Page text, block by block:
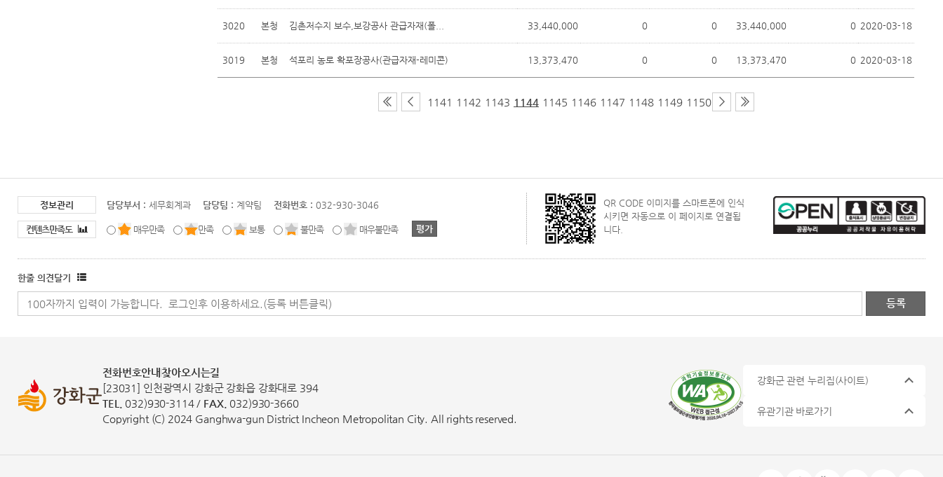
3020 본청 김촌저수지 보수,보강공사 관급자재(폴... 33,440,000 0 0 33,440,000 0 2020-03-18
3019 본청 석포리 농로 확포장공사(관급자재-레미콘) 13,373,470 0 0 13,373,470 0 2020-03-18
1141 1142 1143 1144 1145 1146 1147 1148 1149 1150
정보관리 담당부서 : 세무회계과 담당팀 : 계약팀 전화번호 : 032-930-3046
컨텐츠만족도 매우만족 만족 보통 불만족 매우불만족
QR CODE 이미지를 스마트폰에 인식
시키면 자동으로 이 페이지로 연결됩
니다.
한줄 의견달기
전화번호안내찾아오시는길
[23031] 인천광역시 강화군 강화읍 강화대로 394
TEL.
032)930-3114 / FAX. 032)930-3660
Copyright (C) 2024 Ganghwa-gun District Incheon Metropolitan City. All rights reserved.
강화군 관련 누리집(사이트)
유관기관 바로가기